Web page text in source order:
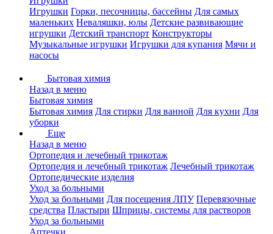
Игрушки Горки, песочницы, бассейны Для самых
маленьких Неваляшки, юлы Детские развивающие
игрушки Детский транспорт Конструкторы
Музыкальные игрушки Игрушки для купания Мячи и
насосы
Бытовая химия
Назад в меню
Бытовая химия
Бытовая химия Для стирки Для ванной Для кухни Для
уборки
Еще
Назад в меню
Ортопедия и лечебный трикотаж
Ортопедия и лечебный трикотаж Лечебный трикотаж
Ортопедические изделия
Уход за больными
Уход за больными Для посещения ЛПУ Перевязочные
средства Пластыри Шприцы, системы для растворов
Уход за больными
Аптечки